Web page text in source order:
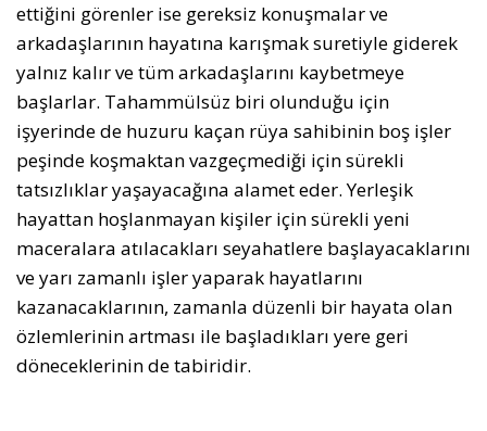
ettiğini görenler ise gereksiz konuşmalar ve
arkadaşlarının hayatına karışmak suretiyle giderek
yalnız kalır ve tüm arkadaşlarını kaybetmeye
başlarlar. Tahammülsüz biri olunduğu için
işyerinde de huzuru kaçan rüya sahibinin boş işler
peşinde koşmaktan vazgeçmediği için sürekli
tatsızlıklar yaşayacağına alamet eder. Yerleşik
hayattan hoşlanmayan kişiler için sürekli yeni
maceralara atılacakları seyahatlere başlayacaklarını
ve yarı zamanlı işler yaparak hayatlarını
kazanacaklarının, zamanla düzenli bir hayata olan
özlemlerinin artması ile başladıkları yere geri
döneceklerinin de tabiridir.